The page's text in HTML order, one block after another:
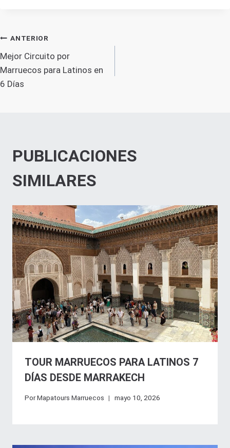
NAVEGACIÓN
DE
ENTRADAS
ANTERIOR
Mejor Circuito por
Marruecos para Latinos en
6 Días
PUBLICACIONES
SIMILARES
TOUR MARRUECOS PARA LATINOS 7
DÍAS DESDE MARRAKECH
PorMapatours Marruecos mayo 10, 2026